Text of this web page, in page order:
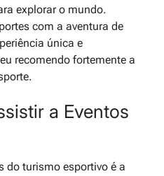
explorar o mundo.
com a aventura de
única e
recomendo fortemente a
a Eventos
do turismo esportivo é a